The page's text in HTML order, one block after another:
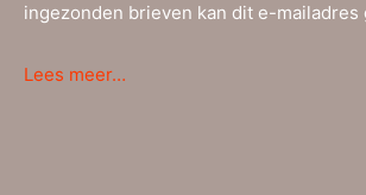
ingezonden brieven kan dit e-
Lees meer…